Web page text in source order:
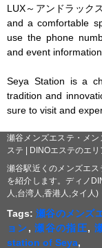
LUX～アンドラック
and a comfortable
use the phone
and event
Seya Station is a
tradition and
sure to visit and
瀬谷メンズエステ・メ
ステ | DINOエステのエ
瀬谷駅近くのメンズエ
を紹介します。ディノ
人,台湾人,香港人,タイ人
Tags:瀬谷のメンズ
ョン,瀬谷の指圧,
station of Seya,